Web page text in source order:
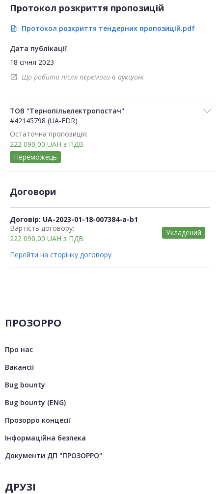
Протокол розкриття пропозицій
description Протокол розкриття тендерних пропозицій.pdf
Дата публікації
18 січня 2023
open_in_new Що робити після перемоги в аукціоні
ТОВ "Тернопільелектропостач"
#42145798 (UA-EDR)
Остаточна пропозиція:
222 090,00 UAH з ПДВ
Переможець
Договори
Договір: UA-2023-01-18-007384-a-b1
Вартість договору:
222 090,00 UAH з ПДВ
Укладений
Перейти на сторінку договору
ПРОЗОРРО
Про нас
Вакансії
Bug bounty
Bug bounty (ENG)
Прозорро концесії
Інформаційна безпека
Документи ДП "ПРОЗОРРО"
ДРУЗІ